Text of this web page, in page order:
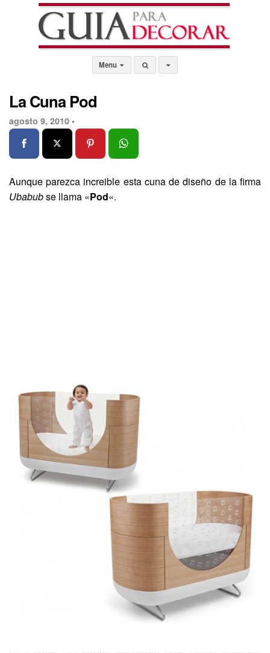
Menu
La Cuna Pod
agosto 9, 2010 •
Aunque parezca increible esta cuna de diseño de la firma
Ubabubse llama «Pod«.